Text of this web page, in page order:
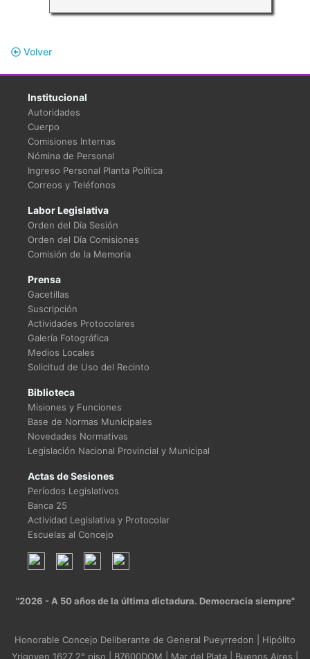
Volver
Institucional
Autoridades
Cuerpo
Comisiones Internas
Nómina de Personal
Ingreso Personal Planta Política
Correos y Teléfonos
Labor Legislativa
Orden del Día Sesión
Orden del Día Comisiones
Comisión de la Memoria
Prensa
Gacetillas
Suscripción
Actividades Protocolares
Galería Fotográfica
Medios Locales
Solicitud de Uso del Recinto
Biblioteca
Misiones y Funciones
Base de Normas Municipales
Novedades Normativas
Legislación Nacional Provincial y Municipal
Actas de Sesiones
Períodos Legislativos
Banca 25
Actividad Legislativa y Protocolar
Escuelas al Concejo
"2026 - A 50 años de la última dictadura. Democracia siempre"
Honorable Concejo Deliberante de General Pueyrredon | Hipólito
Yrigoyen 1627 2° piso | B7600DOM | Mar del Plata | Buenos Aires |